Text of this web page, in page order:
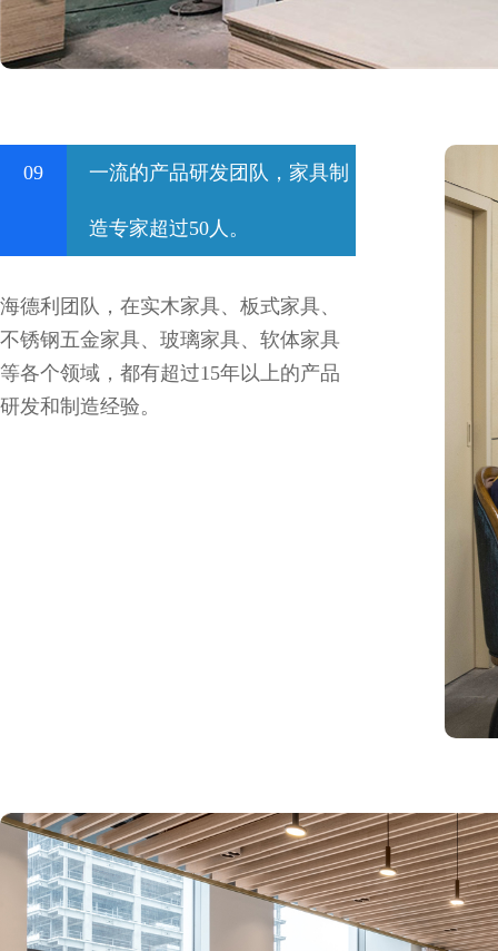
09 一流的产品研发团队，家具制
造专家超过50人。
海德利团队，在实木家具、板式家具、
不锈钢五金家具、玻璃家具、软体家具
等各个领域，都有超过15年以上的产品
研发和制造经验。